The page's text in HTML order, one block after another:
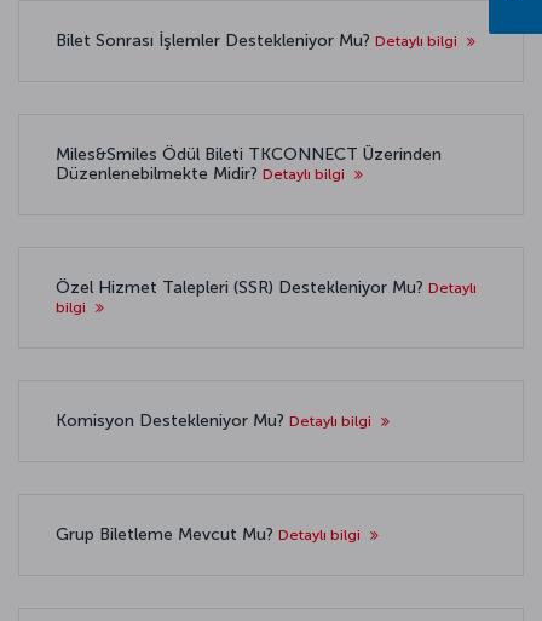
Bilet Sonrası İşlemler Destekleniyor Mu? Detaylı bilgi
Miles&Smiles Ödül Bileti TKCONNECT Üzerinden
Düzenlenebilmekte Midir? Detaylı bilgi
Özel Hizmet Talepleri (SSR) Destekleniyor Mu? Detaylı
bilgi
Komisyon Destekleniyor Mu? Detaylı bilgi
Grup Biletleme Mevcut Mu? Detaylı bilgi